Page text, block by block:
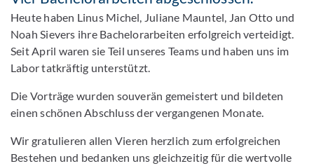
Heute haben Linus Michel, Juliane Mauntel, Jan Otto und
Noah Sievers ihre Bachelorarbeiten erfolgreich verteidigt.
Seit April waren sie Teil unseres Teams und haben uns im
Labor tatkräftig unterstützt.
Die Vorträge wurden souverän gemeistert und bildeten
einen schönen Abschluss der vergangenen Monate.
Wir gratulieren allen Vieren herzlich zum erfolgreichen
Bestehen und bedanken uns gleichzeitig für die wertvolle